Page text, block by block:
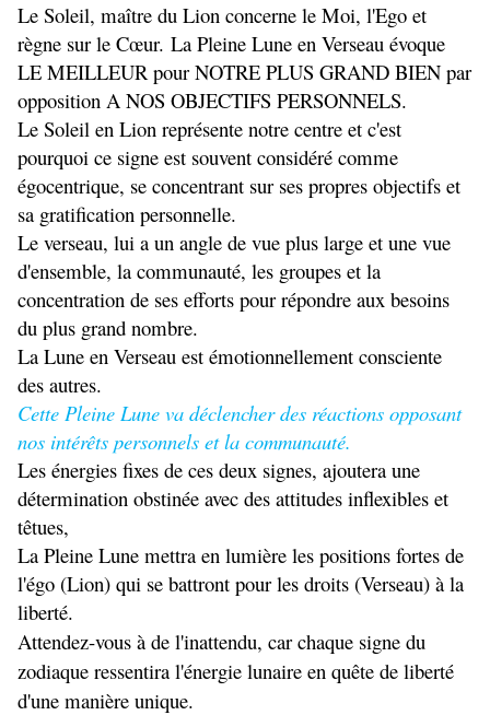
Le Soleil, maître du Lion concerne le Moi, l'Ego et
règne sur le Cœur. La Pleine Lune en Verseau évoque
LE MEILLEUR pour NOTRE PLUS GRAND BIEN par
opposition A NOS OBJECTIFS PERSONNELS.
Le Soleil en Lion représente notre centre et c'est
pourquoi ce signe est souvent considéré comme
égocentrique, se concentrant sur ses propres objectifs et
sa gratification personnelle.
Le verseau, lui a un angle de vue plus large et une vue
d'ensemble, la communauté, les groupes et la
concentration de ses efforts pour répondre aux besoins
du plus grand nombre.
La Lune en Verseau est émotionnellement consciente
des autres.
Cette Pleine Lune va déclencher des réactions opposant
nos intérêts personnels et la communauté.
Les énergies fixes de ces deux signes, ajoutera une
détermination obstinée avec des attitudes inflexibles et
têtues,
La Pleine Lune mettra en lumière les positions fortes de
l'égo (Lion) qui se battront pour les droits (Verseau) à la
liberté.
Attendez-vous à de l'inattendu, car chaque signe du
zodiaque ressentira l'énergie lunaire en quête de liberté
d'une manière unique.